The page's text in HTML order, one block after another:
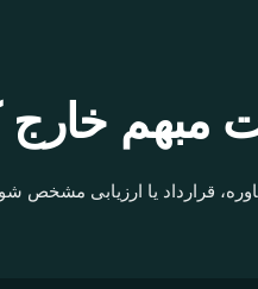
مبهم خارج
قرارداد یا ارزیابی مشخص